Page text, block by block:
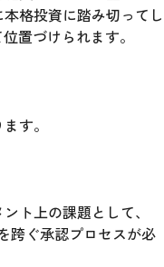
格投資に踏み切ってし
置づけられます。
す。
ト上の課題として、
跨ぐ承認プロセスが必